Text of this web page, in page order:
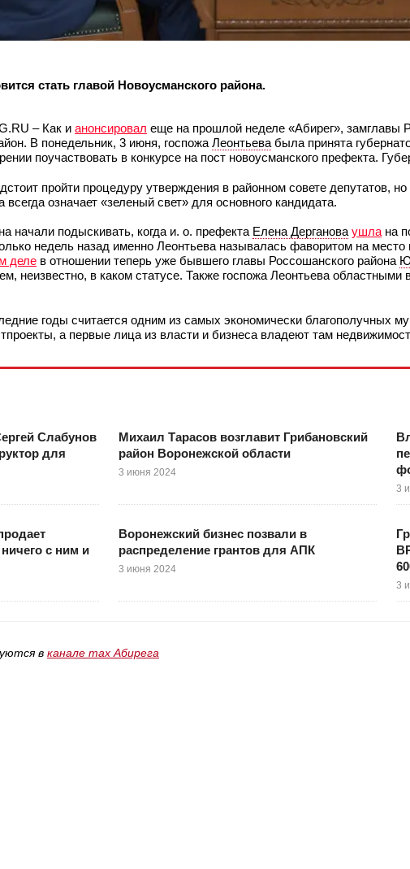
стать главой Новоусманского района.
– Как и анонсировал еще на прошлой неделе «Абирег», замглавы
В понедельник, 3 июня, госпожа Леонтьева была принята
поучаствовать в конкурсе на пост новоусманского префекта.
пройти процедуру утверждения в районном совете депутатов,
означает «зеленый свет» для основного кандидата.
начали подыскивать, когда и. о. префекта Елена Дерганова ушла на
недель назад именно Леонтьева называлась фаворитом на место
деле в отношении теперь уже бывшего главы Россошанского района
неизвестно, в каком статусе. Также госпожа Леонтьева областными
годы считается одним из самых экономически благополучных
а первые лица из власти и бизнеса владеют там
Слабунов
для
Михаил Тарасов возглавит Грибановский
район Воронежской области
3 июня 2024
3
с ним и
Воронежский бизнес позвали в
распределение грантов для АПК
3 июня 2024
3
в канале max Абирега